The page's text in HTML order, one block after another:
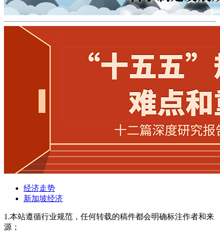
经济走势
新加坡经济
1.本站遵循行业规范，任何转载的稿件都会明确标注作者和来
源；